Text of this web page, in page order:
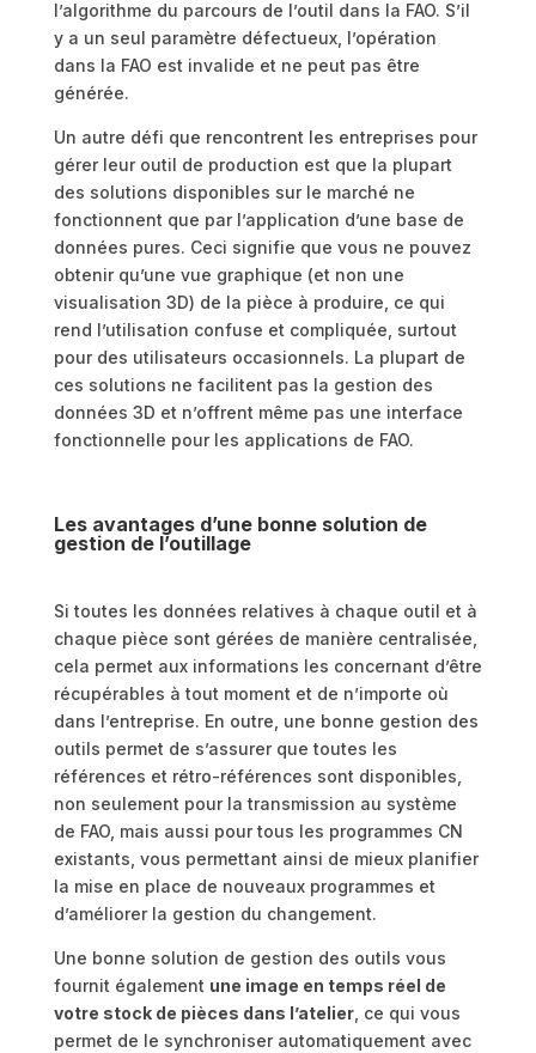
l’algorithme du parcours de l’outil dans la FAO. S’il
y a un seul paramètre défectueux, l’opération
dans la FAO est invalide et ne peut pas être
générée.
Un autre défi que rencontrent les entreprises pour
gérer leur outil de production est que la plupart
des solutions disponibles sur le marché ne
fonctionnent que par l’application d’une base de
données pures. Ceci signifie que vous ne pouvez
obtenir qu’une vue graphique (et non une
visualisation 3D) de la pièce à produire, ce qui
rend l’utilisation confuse et compliquée, surtout
pour des utilisateurs occasionnels. La plupart de
ces solutions ne facilitent pas la gestion des
données 3D et n’offrent même pas une interface
fonctionnelle pour les applications de FAO.
Les avantages d’une bonne solution de
gestion de l’outillage
Si toutes les données relatives à chaque outil et à
chaque pièce sont gérées de manière centralisée,
cela permet aux informations les concernant d’être
récupérables à tout moment et de n’importe où
dans l’entreprise. En outre, une bonne gestion des
outils permet de s’assurer que toutes les
références et rétro-références sont disponibles,
non seulement pour la transmission au système
de FAO, mais aussi pour tous les programmes CN
existants, vous permettant ainsi de mieux planifier
la mise en place de nouveaux programmes et
d’améliorer la gestion du changement.
Une bonne solution de gestion des outils vous
fournit également une image en temps réel de
votre stock de pièces dans l’atelier, ce qui vous
permet de le synchroniser automatiquement avec